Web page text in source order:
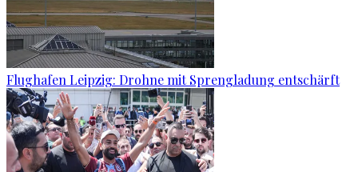
Flughafen Leipzig: Drohne mit Sprengladung entschärft